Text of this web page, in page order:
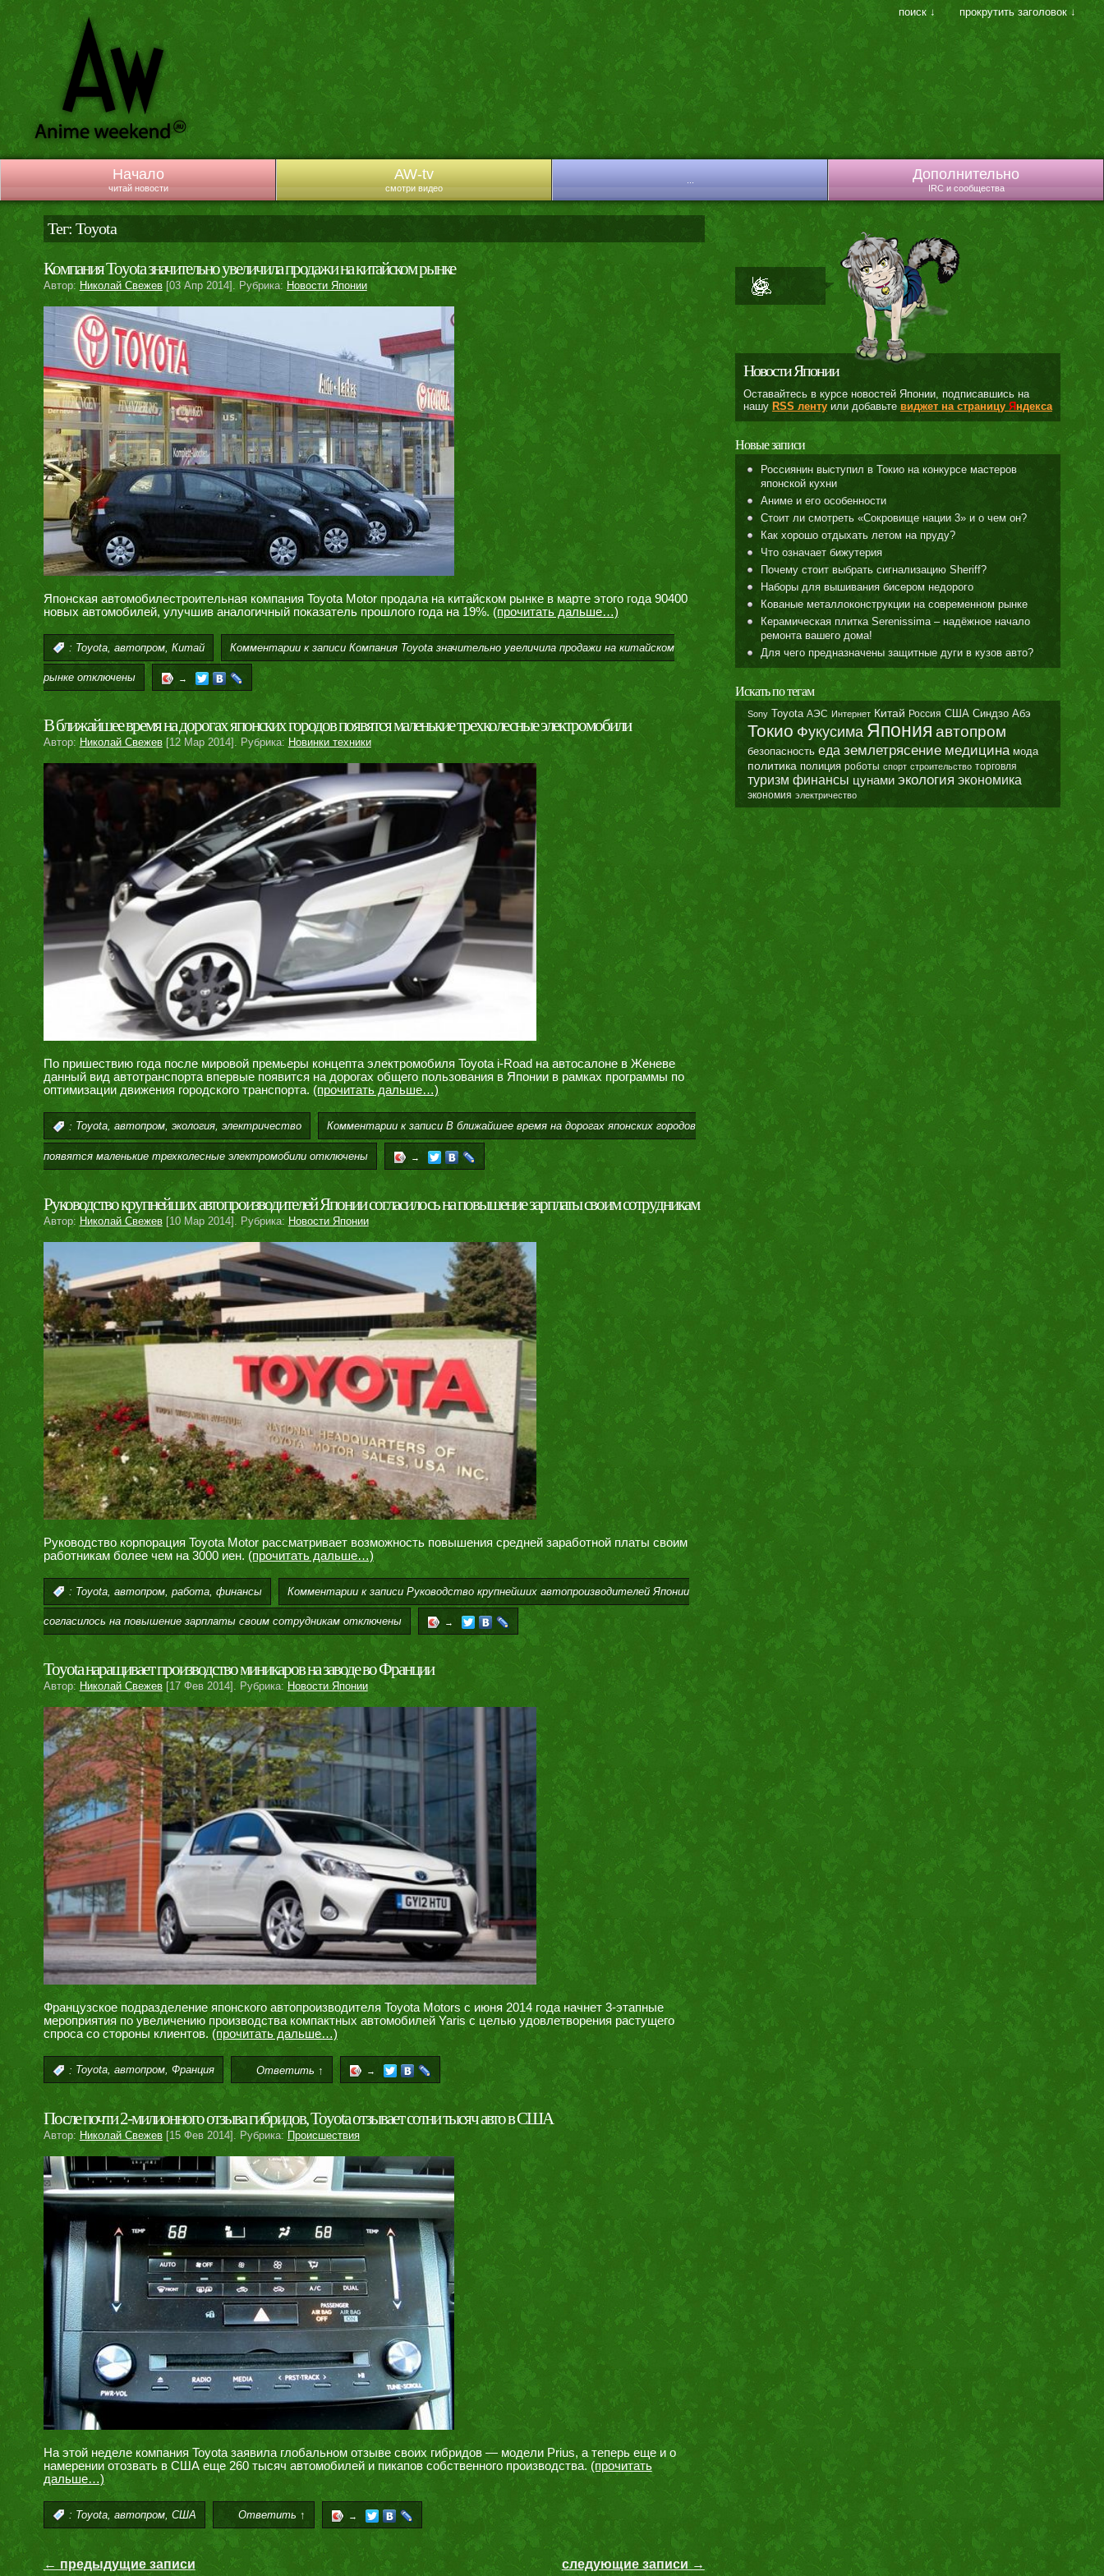
Начало
читай новости
AW-tv
смотри видео
Дополнительно
IRC и сообщества
поиск ↓ прокрутить заголовок ↓
Тег: Toyota
Компания Toyota значительно увеличила продажи на китайском рынке
Автор: Николай Свежев[03 Апр 2014]. Рубрика: Новости Японии
Японская автомобилестроительная компания Toyota Motor продала на китайском рынке в марте этого года 90400
новых автомобилей, улучшив аналогичный показатель прошлого года на 19%. (прочитать дальше…)
: Toyota, автопром, Китай Комментариик записи Компания Toyota значительно увеличила продажи на китайском
рынкеотключены →
В ближайшее время на дорогах японских городов появятся маленькие трехколесные электромобили
Автор: Николай Свежев[12 Мар 2014]. Рубрика: Новинки техники
По пришествию года после мировой премьеры концепта электромобиля Toyota i-Road на автосалоне в Женеве
данный вид автотранспорта впервые появится на дорогах общего пользования в Японии в рамках программы по
оптимизации движения городского транспорта. (прочитать дальше…)
: Toyota, автопром, экология, электричество Комментариик записи В ближайшее время на дорогах японских городов
появятся маленькие трехколесные электромобилиотключены →
Руководство крупнейших автопроизводителей Японии согласилось на повышение зарплаты своим сотрудникам
Автор: Николай Свежев[10 Мар 2014]. Рубрика: Новости Японии
Руководство корпорация Toyota Motor рассматривает возможность повышения средней заработной платы своим
работникам более чем на 3000 иен. (прочитать дальше…)
: Toyota, автопром, работа, финансы Комментариик записи Руководство крупнейших автопроизводителей Японии
согласилось на повышение зарплаты своим сотрудникамотключены →
Toyota наращивает производство миникаров на заводе во Франции
Автор:Николай Свежев[17 Фев 2014]. Рубрика: Новости Японии
Французское подразделение японского автопроизводителя Toyota Motors с июня 2014 года начнет 3-этапные
мероприятия по увеличению производства компактных автомобилей Yaris с целью удовлетворения растущего
спроса со стороны клиентов. (прочитать дальше…)
: Toyota, автопром, Франция Ответить ↑ →
После почти 2-милионного отзыва гибридов, Toyota отзывает сотни тысяч авто в США
Автор:Николай Свежев[15 Фев 2014]. Рубрика: Происшествия
На этой неделе компания Toyota заявила глобальном отзыве своих гибридов — модели Prius, а теперь еще и о
намерении отозвать в США еще 260 тысяч автомобилей и пикапов собственного производства. (прочитать
дальше…)
: Toyota, автопром, США Ответить ↑ →
← предыдущие записи следующие записи →
Новости Японии
Оставайтесь в курсе новостей Японии, подписавшись на
нашу RSS лентуили добавьте виджет на страницу Яндекса
Новые записи
Россиянин выступил в Токио на конкурсе мастеров
японской кухни
Аниме и его особенности
Стоит ли смотреть «Сокровище нации 3» и о чем он?
Как хорошо отдыхать летом на пруду?
Что означает бижутерия
Почему стоит выбрать сигнализацию Sheriff?
Наборы для вышивания бисером недорого
Кованые металлоконструкции на современном рынке
Керамическая плитка Serenissima – надёжное начало
ремонта вашего дома!
Для чего предназначены защитные дуги в кузов авто?
Искать по тегам
Sony Toyota АЭС Интернет Китай Россия США Синдзо Абэ
Токио Фукусима Япония автопром
безопасность еда землетрясение медицина мода
политика полиция роботы спорт строительство торговля
туризм финансы цунами экология экономика
экономия электричество